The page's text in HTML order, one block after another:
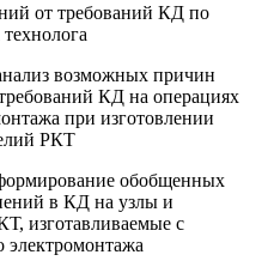
от требований КД по
технолога
возможных причин
КД на операциях
при изготовлении
РКТ
обобщенных
в КД на узлы и
изготавливаемые с